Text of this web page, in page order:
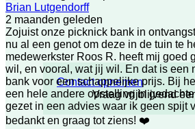
Contact opnemen
Vraag vrijblijvend
Brian Lutgendorff
2 maanden geleden
Zojuist onze picknick bank in
nu al een genot om deze in de tuin te
medewerkster Roos R. heeft mij goed
wil, en vooral, wat jij wil. En dat is een
bank voor een schappelijke prijs. Bij
een hele andere opstelling in
gezet in een advies waar ik geen spijt
bedankt en graag tot ziens! ❤️